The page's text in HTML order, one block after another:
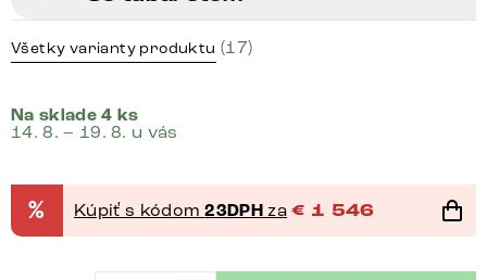
Všetky varianty produktu (17)
Na sklade 4 ks
14. 8. – 19. 8. u vás
% Kúpiť s kódom23DPH za € 1 546